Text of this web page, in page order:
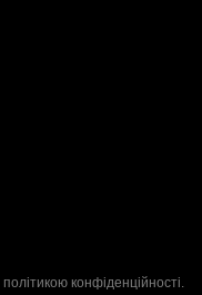
політикою конфіденційності.